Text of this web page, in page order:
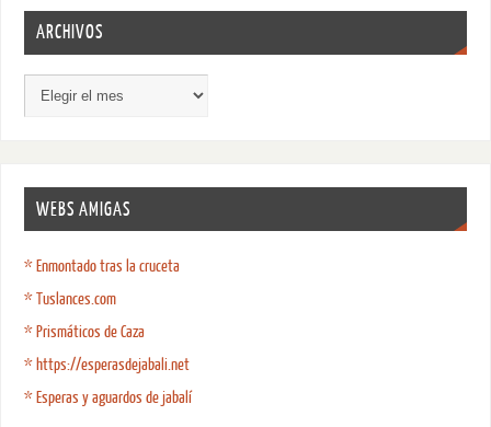
ARCHIVOS
WEBS AMIGAS
* Enmontado tras la cruceta
* Tuslances.com
* Prismáticos de Caza
* https://esperasdejabali.net
* Esperas y aguardos de jabalí